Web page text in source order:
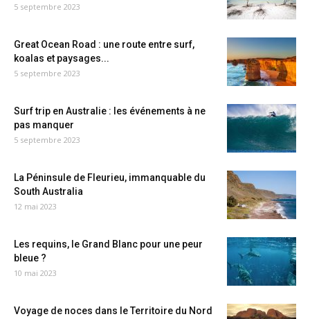
5 septembre 2023
Great Ocean Road : une route entre surf,
koalas et paysages...
5 septembre 2023
Surf trip en Australie : les événements à ne
pas manquer
5 septembre 2023
La Péninsule de Fleurieu, immanquable du
South Australia
12 mai 2023
Les requins, le Grand Blanc pour une peur
bleue ?
10 mai 2023
Voyage de noces dans le Territoire du Nord